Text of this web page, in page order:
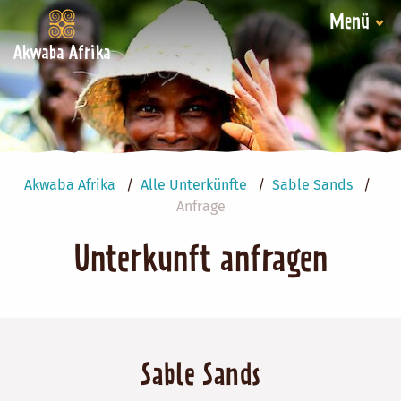
Akwaba Afrika
Menü
Akwaba Afrika Alle Unterkünfte
Sable Sands
Anfrage
Unterkunft anfragen
Sable Sands